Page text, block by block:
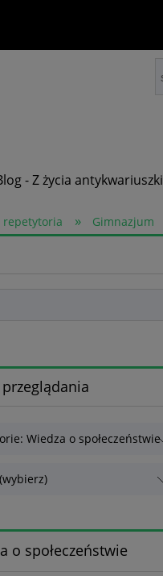
- Z życia antykwariuszki
repetytoria » Gimnazjum
Wiedza o społeczeństwie
o społeczeństwie